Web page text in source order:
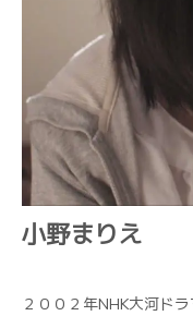
小野まりえ
２００２年NHK大河ド